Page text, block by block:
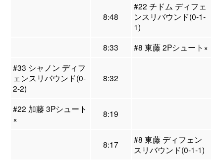
8:48
#22 チドム ディフェ
ンスリバウンド(0-1-
1)
8:33
#8 東藤 2Pシュート×
#33 シャノン ディフ
ェンスリバウンド(0-
2-2)
8:32
#22 加藤 3Pシュート
×
8:19
8:17
#8 東藤 ディフェン
スリバウンド(0-1-1)